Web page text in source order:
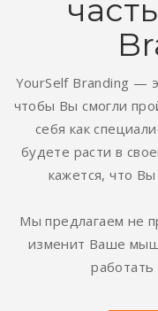
YourSelf Branding —
чтобы Вы смогли
себя как
будете расти в
кажется, что
Мы предлагаем не
изменит Ваше